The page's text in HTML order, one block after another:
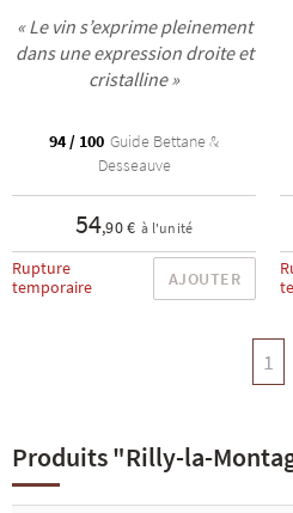
« Le vin s’exprime pleinement
dans une expression droite et
cristalline »
94 / 100 Guide Bettane &
Desseauve
54,90 € à l'unité
Rupture
temporaire
AJOUTER
1
Produits "Rilly-la-